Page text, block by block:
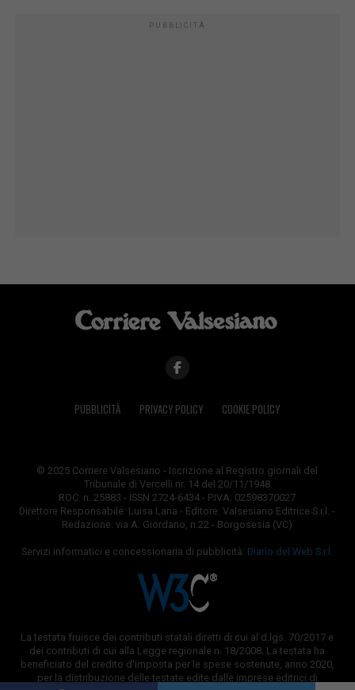
PUBBLICITÀ
PUBBLICITÀ PRIVACY POLICY COOKIE POLICY
© 2025 Corriere Valsesiano - Iscrizione al Registro giornali del
Tribunale di Vercelli nr. 14 del 20/11/1948
ROC: n. 25883 - ISSN 2724-6434 - P.IVA: 02598370027
Direttore Responsabile: Luisa Lana - Editore: Valsesiano Editrice S.r.l. -
Redazione: via A. Giordano, n.22 - Borgosesia (VC)
Servizi informatici e concessionaria di pubblicità: Diario del Web S.r.l.
La testata fruisce dei contributi statali diretti di cui al d.lgs. 70/2017 e
dei contributi di cui alla Legge regionale n. 18/2008. La testata ha
beneficiato del credito d'imposta per le spese sostenute, anno 2020,
per la distribuzione delle testate edite dalle imprese editrici di